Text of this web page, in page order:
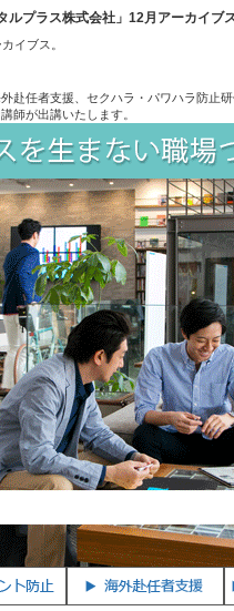
ルプラス株式会社」12月アーカイブ
イブス。
赴任者支援、セクハラ・パワハラ防止研
師が出講いたします。